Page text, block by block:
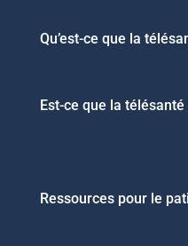
Qu’est-ce que la
Est-ce que la
Ressources pour le